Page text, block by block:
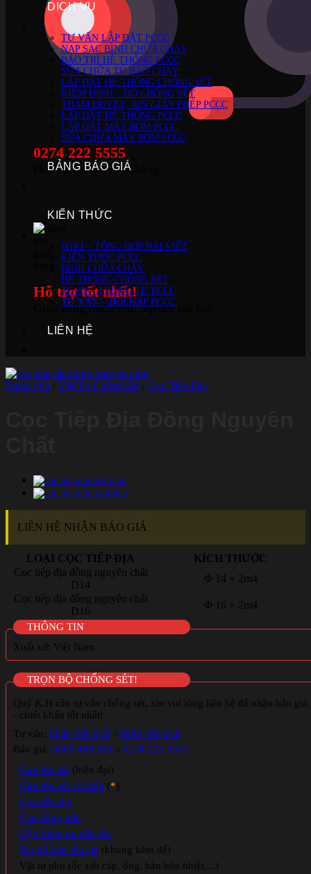
0274 222 5555
Hotline tư vấn mua hàng
Hỗ trợ tốt nhất!
Giao hàng miễn phí, lắp đặt tận nơi
DỊCH VỤ
TƯ VẤN LẮP ĐẶT PCCC
NẠP SẠC BÌNH CHỮA CHÁY
BẢO TRÌ HỆ THỐNG PCCC
SỬA CHỮA TỦ BÁO CHÁY
LẮP ĐẶT HỆ THỐNG CHỐNG SÉT
KIỂM ĐỊNH – ĐO CHỐNG SÉT
THẨM DUYỆT, XIN GIẤY PHÉP PCCC
LẮP ĐẶT HỆ THỐNG PCCC
LẮP ĐẶT MÁY BƠM PCCC
SỬA CHỮA MÁY BƠM PCCC
BẢNG BÁO GIÁ
KIẾN THỨC
WIKI – TỔNG HỢP BÀI VIẾT
KIẾN THỨC PCCC
BÌNH CHỮA CHÁY
HỆ THỐNG CHỐNG SÉT
TCVN – THÔNG TƯ PCCC
TƯ VẤN – HỎI ĐÁP PCCC
LIÊN HỆ
Trang chủ Vật Tư Chống Sét Cọc Tiếp Địa
LIÊN HỆ NHẬN BÁO GIÁ
LOẠI CỌC TIẾP ĐỊA
KÍCH THƯỚC
Cọc tiếp địa đồng nguyên chất
D14
Φ 14 × 2m4
Cọc tiếp địa đồng nguyên chất
D16
Φ 16 × 2m4
THÔNG TIN
Xuất xứ: Việt Nam
TRỌN BỘ CHỐNG SÉT!
Quý K.H cần tư vấn chống sét, xin vui lòng liên hệ để nhận báo giá
- chiết khấu tốt nhất!
Tư vấn: 0988 488 818 - 0898 488 818
Báo giá: 0889 488 818 - 0274 222 5555
Kim thu sét (hiện đại)
Kim thu sét cổ điển ( * )
Cọc tiếp địa
Cáp đồng trần
Hộp kiểm tra tiếp địa
Trụ đỡ kim thu sét (khung kèm đế)
Vật tư phụ (ốc siết cáp, ống, hàn hóa nhiệt,...)